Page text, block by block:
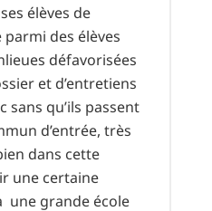
élèves de
des élèves
défavorisées
et d’entretiens
sans qu’ils passent
d’entrée, très
dans cette
une certaine
une grande école